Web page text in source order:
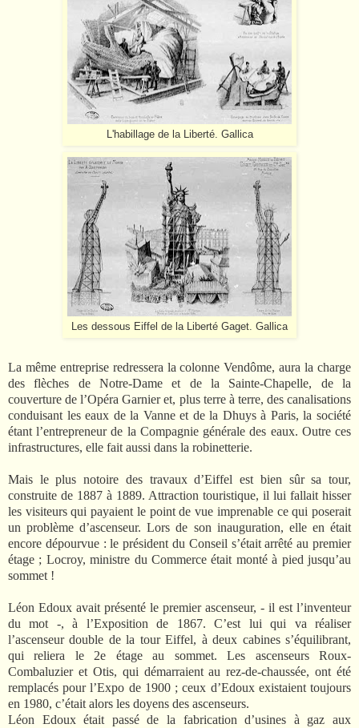
L'habillage de la Liberté. Gallica
Les dessous Eiffel de la Liberté Gaget. Gallica
La même entreprise redressera la colonne Vendôme, aura la charge
des flèches de Notre-Dame et de la Sainte-Chapelle, de la
couverture de l’Opéra Garnier et, plus terre à terre, des canalisations
conduisant les eaux de la Vanne et de la Dhuys à Paris, la société
étant l’entrepreneur de la Compagnie générale des eaux. Outre ces
infrastructures, elle fait aussi dans la robinetterie.
Mais le plus notoire des travaux d’Eiffel est bien sûr sa tour,
construite de 1887 à 1889. Attraction touristique, il lui fallait hisser
les visiteurs qui payaient le point de vue imprenable ce qui poserait
un problème d’ascenseur. Lors de son inauguration, elle en était
encore dépourvue : le président du Conseil s’était arrêté au premier
étage ; Locroy, ministre du Commerce était monté à pied jusqu’au
sommet !
Léon Edoux avait présenté le premier ascenseur, - il est l’inventeur
du mot -, à l’Exposition de 1867. C’est lui qui va réaliser
l’ascenseur double de la tour Eiffel, à deux cabines s’équilibrant,
qui reliera le 2e étage au sommet. Les ascenseurs Roux-
Combaluzier et Otis, qui démarraient au rez-de-chaussée, ont été
remplacés pour l’Expo de 1900 ; ceux d’Edoux existaient toujours
en 1980, c’était alors les doyens des ascenseurs.
Léon Edoux était passé de la fabrication d’usines à gaz aux